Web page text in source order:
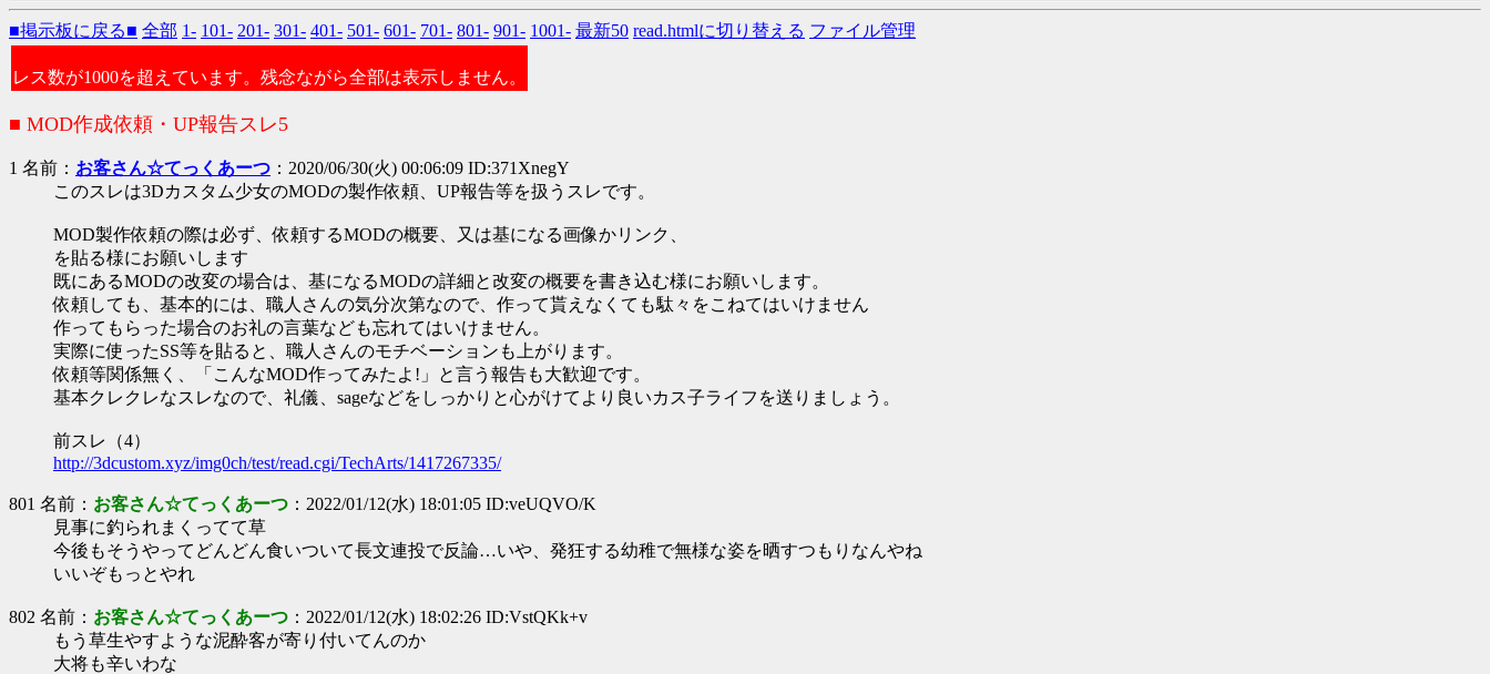
■掲示板に戻る■ 全部 1- 101- 201- 301- 401- 501- 601- 701- 801- 901- 1001- 最新50 read.htmlに切り替える ファイル管理
レス数が1000を超えています。残念ながら全部は表示しません。
■ MOD作成依頼・UP報告スレ5
1 名前： お客さん☆てっくあーつ ：2020/06/30(火) 00:06:09 ID:371XnegY
このスレは3Dカスタム少女のMODの製作依頼、UP報告等を扱うスレです。
MOD製作依頼の際は必ず、依頼するMODの概要、又は基になる画像かリンク、
を貼る様にお願いします
既にあるMODの改変の場合は、基になるMODの詳細と改変の概要を書き込む様にお願いします。
依頼しても、基本的には、職人さんの気分次第なので、作って貰えなくても駄々をこねてはいけません
作ってもらった場合のお礼の言葉なども忘れてはいけません。
実際に使ったSS等を貼ると、職人さんのモチベーションも上がります。
依頼等関係無く、「こんなMOD作ってみたよ!」と言う報告も大歓迎です。
基本クレクレなスレなので、礼儀、sageなどをしっかりと心がけてより良いカス子ライフを送りましょう。
前スレ（4）
http://3dcustom.xyz/img0ch/test/read.cgi/TechArts/1417267335/
801 名前： お客さん☆てっくあーつ ：2022/01/12(水) 18:01:05 ID:veUQVO/K
見事に釣られまくってて草
今後もそうやってどんどん食いついて長文連投で反論…いや、発狂する幼稚で無様な姿を晒すつもりなんやね
いいぞもっとやれ
802 名前： お客さん☆てっくあーつ ：2022/01/12(水) 18:02:26 ID:VstQKk+v
もう草生やすような泥酔客が寄り付いてんのか
大将も辛いわな